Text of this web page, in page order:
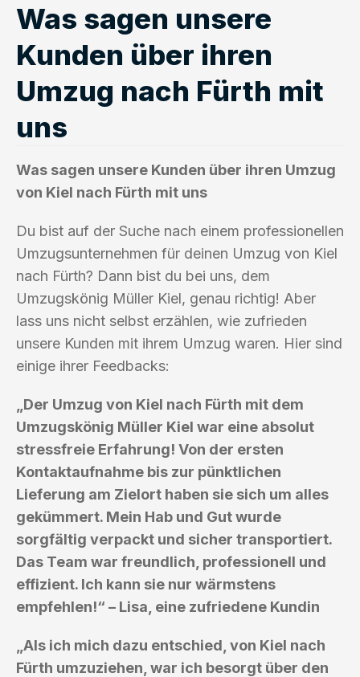
Was sagen unsere
Kunden über ihren
Umzug nach Fürth mit
uns
Was sagen unsere Kunden über ihren Umzug
von Kiel nach Fürth mit uns
Du bist auf der Suche nach einem professionellen
Umzugsunternehmen für deinen Umzug von Kiel
nach Fürth? Dann bist du bei uns, dem
Umzugskönig Müller Kiel, genau richtig! Aber
lass uns nicht selbst erzählen, wie zufrieden
unsere Kunden mit ihrem Umzug waren. Hier sind
einige ihrer Feedbacks:
„Der Umzug von Kiel nach Fürth mit dem
Umzugskönig Müller Kiel war eine absolut
stressfreie Erfahrung! Von der ersten
Kontaktaufnahme bis zur pünktlichen
Lieferung am Zielort haben sie sich um alles
gekümmert. Mein Hab und Gut wurde
sorgfältig verpackt und sicher transportiert.
Das Team war freundlich, professionell und
effizient. Ich kann sie nur wärmstens
empfehlen!“ – Lisa, eine zufriedene Kundin
„Als ich mich dazu entschied, von Kiel nach
Fürth umzuziehen, war ich besorgt über den